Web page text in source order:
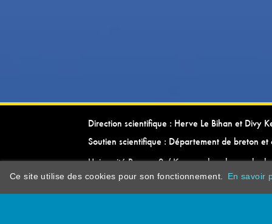
Direction scientifique : Herve Le Bihan et Divy
Soutien scientifique : Département de breton et
Université Rennes 2 / Kevrenn brezhoneg ha
Ce site utilise des cookies pour son fonctionnement. En savoir